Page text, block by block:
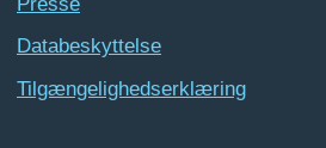
Databeskyttelse
Tilgængelighedserklæring